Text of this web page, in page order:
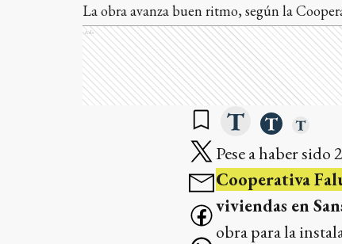
La obra avanza buen ritmo, según la
Ads
Pese a haber
Cooperativa
viviendas en
obra para la